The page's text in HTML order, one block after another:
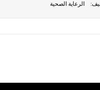
الرعاية الصحية